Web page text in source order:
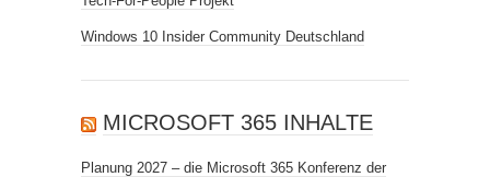
Windows 10 Insider Community Deutschland
MICROSOFT 365 INHALTE
Planung 2027 – die Microsoft 365 Konferenz der